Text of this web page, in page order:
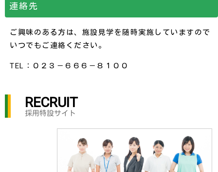
連絡先
ご興味のある方は、施設見学を随時実施していますので
いつでもご連絡ください。
TEL：０２３－６６６－８１００
RECRUIT
採用特設サイト